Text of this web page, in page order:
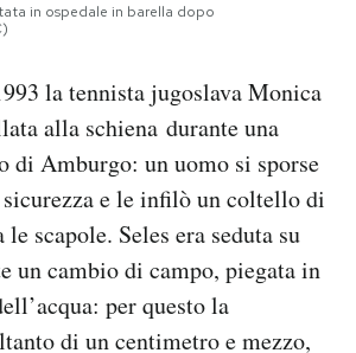
in ospedale in barella dopo
la tennista jugoslava Monica
alla schiena durante una
di Amburgo: un uomo si sporse
e le infilò un coltello di
scapole. Seles era seduta su
un cambio di campo, piegata in
per questo la
di un centimetro e mezzo,